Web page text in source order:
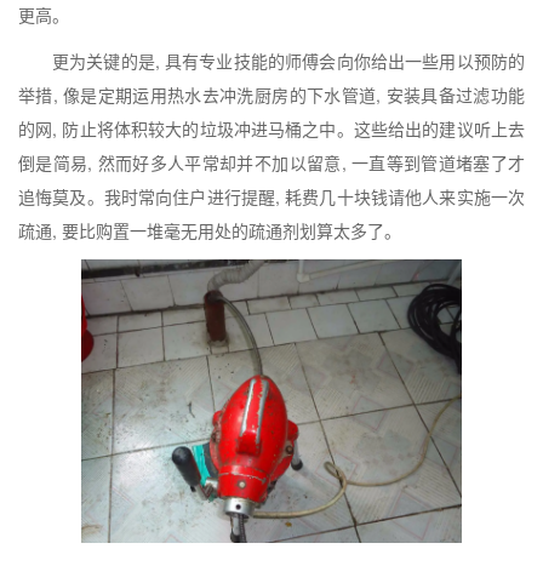
更高。
更为关键的是, 具有专业技能的师傅会向你给出一些用以预防的
举措, 像是定期运用热水去冲洗厨房的下水管道, 安装具备过滤功能
的网, 防止将体积较大的垃圾冲进马桶之中。这些给出的建议听上去
倒是简易, 然而好多人平常却并不加以留意, 一直等到管道堵塞了才
追悔莫及。我时常向住户进行提醒, 耗费几十块钱请他人来实施一次
疏通, 要比购置一堆毫无用处的疏通剂划算太多了。